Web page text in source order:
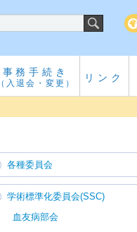
事務手続き
（入退会・変更） リンク
各種委員会
学術標準化委員会(SSC)
血友病部会